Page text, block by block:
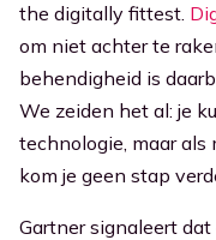
the digitally fittest.
om niet achter te
behendigheid is
We zeiden het al: je
technologie, maar als
kom je geen stap
Gartner signaleert